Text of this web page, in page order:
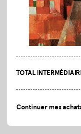
TOTAL
Continuer mes